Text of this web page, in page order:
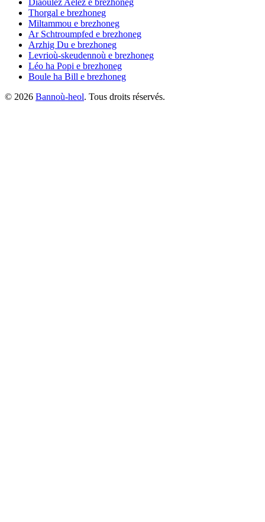
Thorgal e brezhoneg
Miltammou e brezhoneg
Ar Schtroumpfed e brezhoneg
Arzhig Du e brezhoneg
Levrioù-skeudennoù e brezhoneg
Léo ha Popi e brezhoneg
Boule ha Bill e brezhoneg
© 2026 Bannoù-heol. Tous droits réservés.